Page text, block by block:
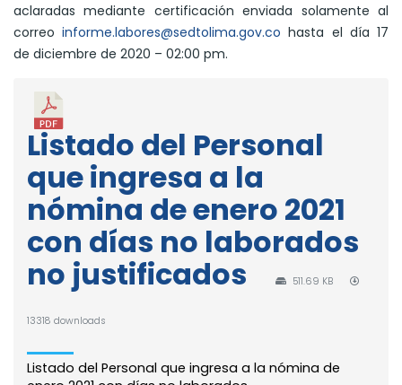
aclaradas mediante certificación enviada solamente al
correoinforme.labores@sedtolima.gov.co hasta el día 17
de diciembre de 2020 – 02:00 pm.
Listado del Personal
que ingresa a la
nómina de enero 2021
con días no laborados
no justificados
511.69 KB
13318 downloads
Listado del Personal que ingresa a la nómina de